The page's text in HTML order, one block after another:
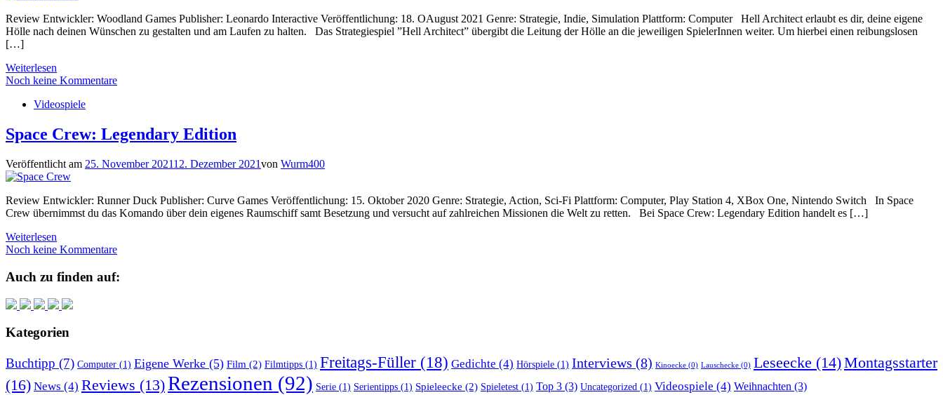
Review Entwickler: Woodland Games Publisher: Leonardo Interactive Veröffentlichung: 18. OAugust 2021 Genre: Strategie, Indie, Simulation Plattform: Computer Hell Architect erlaubt es dir, deine eigene
Hölle nach deinen Wünschen zu gestalten und am Laufen zu halten. Das Strategiespiel ”Hell Architect” übergibt die Leitung der Hölle an die jeweiligen SpielerInnen weiter. Um hierbei einen reibungslosen
[…]
Weiterlesen
Noch keine Kommentare
Videospiele
Space Crew: Legendary Edition
Veröffentlicht am 25. November 202112. Dezember 2021von Wurm400
Review Entwickler: Runner Duck Publisher: Curve Games Veröffentlichung: 15. Oktober 2020 Genre: Strategie, Action, Sci-Fi Plattform: Computer, Play Station 4, XBox One, Nintendo Switch In Space
Crew übernimmst du das Komando über dein eigenes Raumschiff samt Besetzung und versucht auf zahlreichen Missionen die Welt zu retten. Bei Space Crew: Legendary Edition handelt es […]
Weiterlesen
Noch keine Kommentare
Auch zu finden auf:
Kategorien
Buchtipp (7) Computer (1) Eigene Werke (5) Film (2) Filmtipps (1) Freitags-Füller (18) Gedichte (4) Hörspiele (1) Interviews (8) Kinoecke (0) Lauschecke (0) Leseecke (14)Montagsstarter
(16) News (4) Reviews (13)Rezensionen (92) Serie (1) Serientipps (1) Spieleecke (2) Spieletest (1) Top 3 (3) Uncategorized (1) Videospiele (4) Weihnachten (3)